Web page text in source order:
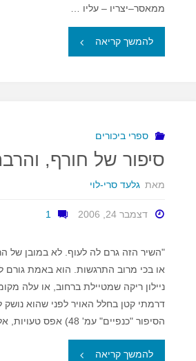
"שעשני
ממאסר–יצריו – עליו …
להמשך קריאה "הקסם
ספרי ביכורים
סיפור של חורף,
מאת גלעד סרי-לוי
דצמבר 24, 2006 1
"השיר הזה גרם לה לעוף. לא במובן של
או בכי מרוב התרגשות. הוא באמת גורם
ניילון ריקה שמטיילת ברחוב, או עלה
דרמתי קטן בחלל האויר לפני שהוא
הסיפור "כנפיים" עמ' 48) אפס טעויות, אלה יבלונסקי, מודן …
להמשך קריאה "סיפור